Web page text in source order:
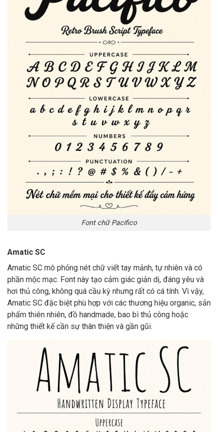
Font chữ Pacifico
Amatic SC
Amatic SC mô phỏng nét chữ viết tay mảnh, tự nhiên và có
phần mộc mạc. Font này tạo cảm giác giản dị, đáng yêu và
hơi thủ công, không quá cầu kỳ nhưng rất có cá tính. Vì vậy,
Amatic SC đặc biệt phù hợp với các thương hiệu organic, sản
phẩm thiên nhiên, đồ handmade, bao bì thủ công hoặc
những thiết kế cần sự thân thiện và gần gũi.